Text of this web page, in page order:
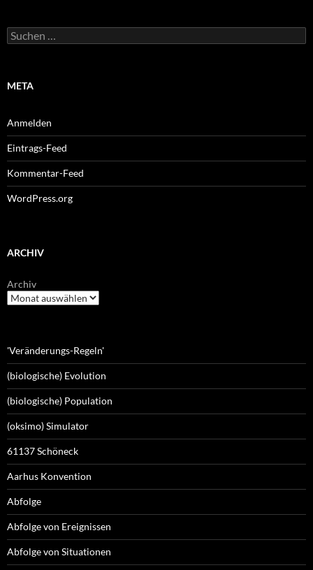
Suchen
nach:
META
Anmelden
Eintrags-Feed
Kommentar-Feed
WordPress.org
ARCHIV
Archiv
'Veränderungs-Regeln'
(biologische) Evolution
(biologische) Population
(oksimo) Simulator
61137 Schöneck
Aarhus Konvention
Abfolge
Abfolge von Ereignissen
Abfolge von Situationen